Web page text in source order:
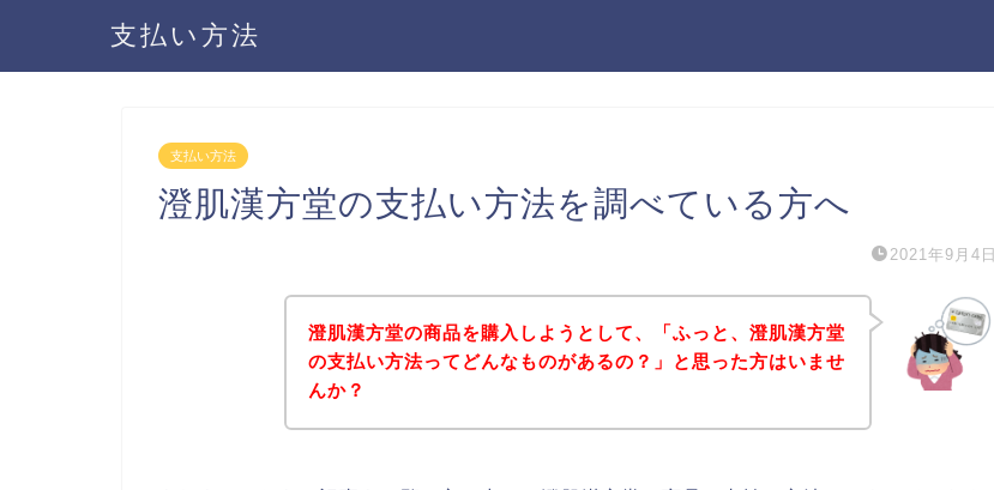
支払い方法
支払い方法
澄肌漢方堂の支払い方法を調べている方へ
2021年9月4日
澄肌漢方堂の商品を購入しようとして、「ふっと、澄肌漢方堂
の支払い方法ってどんなものがあるの？」と思った方はいませ
んか？